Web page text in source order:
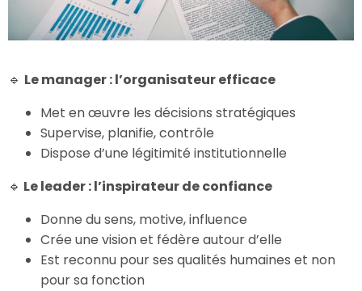
🔹 Le manager : l’organisateur efficace
Met en œuvre les décisions stratégiques
Supervise, planifie, contrôle
Dispose d’une légitimité institutionnelle
🔹 Le leader : l’inspirateur de confiance
Donne du sens, motive, influence
Crée une vision et fédère autour d’elle
Est reconnu pour ses qualités humaines et non
pour sa fonction